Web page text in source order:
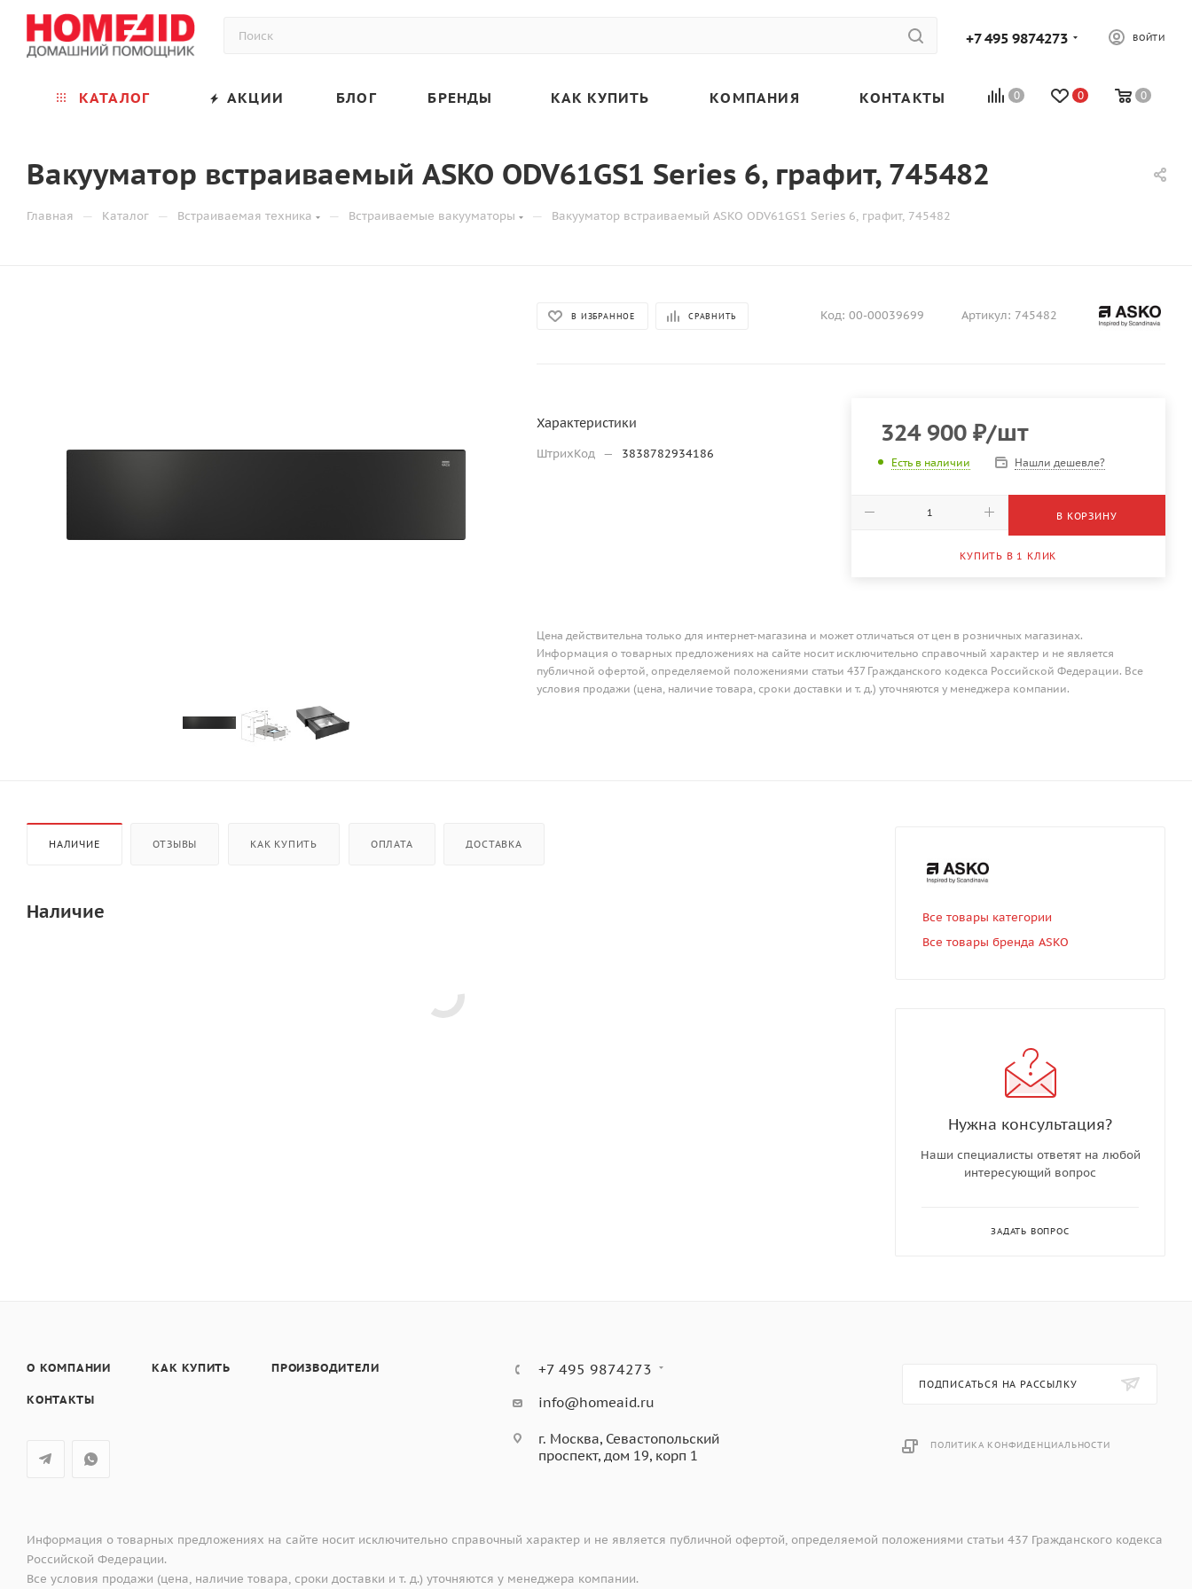
+7 495 9874273 ВОЙТИ
0 0 0
КАТАЛОГ АКЦИИ БЛОГ БРЕНДЫ КАК КУПИТЬ КОМПАНИЯ КОНТАКТЫ
Вакууматор встраиваемый ASKO ODV61GS1 Series 6, графит, 745482
Главная — Каталог — Встраиваемая техника — Встраиваемые вакууматоры — Вакууматор встраиваемый ASKO ODV61GS1 Series 6, графит, 745482
В ИЗБРАННОЕ СРАВНИТЬ Код: 00-00039699 Артикул: 745482
Характеристики
ШтрихКод — 3838782934186
324 900₽/шт
Есть в наличии Нашли дешевле?
В КОРЗИНУ
КУПИТЬ В 1 КЛИК
Цена действительна только для интернет-магазина и может отличаться от цен в розничных магазинах.
Информация о товарных предложениях на сайте носит исключительно справочный характер и не является
публичной офертой, определяемой положениями статьи 437 Гражданского кодекса Российской Федерации. Все
условия продажи (цена, наличие товара, сроки доставки и т. д.) уточняются у менеджера компании.
НАЛИЧИЕ ОТЗЫВЫ КАК КУПИТЬ ОПЛАТА ДОСТАВКА
Наличие
Все товары категории
Все товары бренда ASKO
Нужна консультация?
Наши специалисты ответят на любой
интересующий вопрос
ЗАДАТЬ ВОПРОС
О КОМПАНИИ КАК КУПИТЬ ПРОИЗВОДИТЕЛИ
КОНТАКТЫ
+7 495 9874273
info@homeaid.ru
г. Москва, Севастопольский
проспект, дом 19, корп 1
ПОДПИСАТЬСЯ НА РАССЫЛКУ
ПОЛИТИКА КОНФИДЕНЦИАЛЬНОСТИ
Информация о товарных предложениях на сайте носит исключительно справочный характер и не является публичной офертой, определяемой положениями статьи 437 Гражданского кодекса
Российской Федерации.
Все условия продажи (цена, наличие товара, сроки доставки и т. д.) уточняются у менеджера компании.